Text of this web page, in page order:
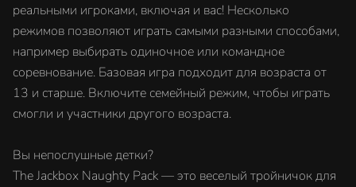
реальными игроками, включая и вас! Несколько
режимов позволяют играть самыми разными способами,
например выбирать одиночное или командное
соревнование. Базовая игра подходит для возраста от
13 и старше. Включите семейный режим, чтобы играть
смогли и участники другого возраста.
Вы непослушные детки?
The Jackbox Naughty Pack — это веселый тройничок для